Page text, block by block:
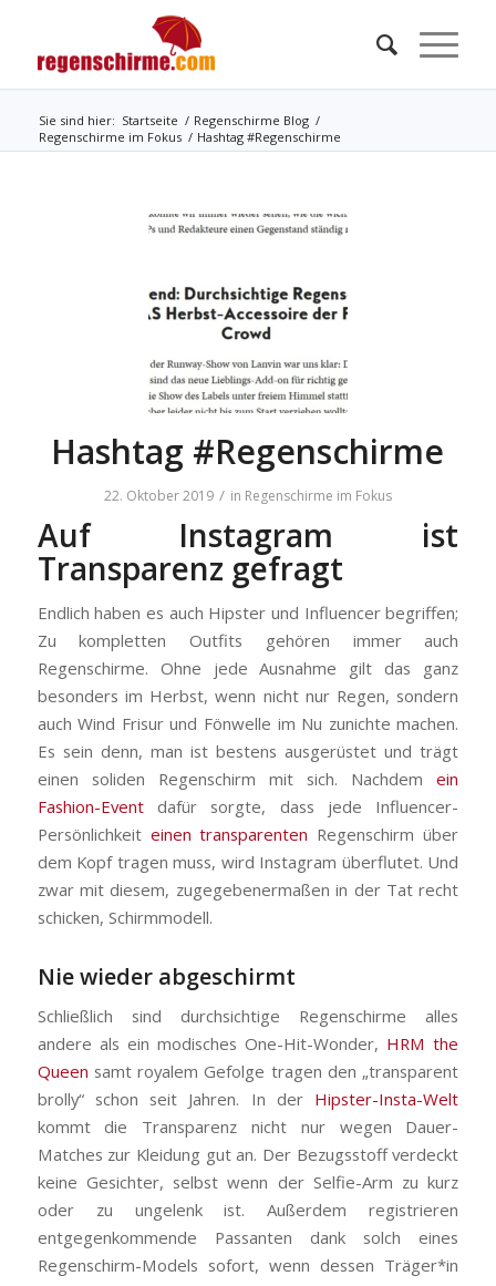
Sie sind hier: Startseite / Regenschirme Blog /
Regenschirme im Fokus / Hashtag #Regenschirme
Hashtag #Regenschirme
22. Oktober 2019 / in Regenschirme im Fokus
Auf Instagram ist
Transparenz gefragt
Endlich haben es auch Hipster und Influencer begriffen;
Zu kompletten Outfits gehören immer auch
Regenschirme. Ohne jede Ausnahme gilt das ganz
besonders im Herbst, wenn nicht nur Regen, sondern
auch Wind Frisur und Fönwelle im Nu zunichte machen.
Es sein denn, man ist bestens ausgerüstet und trägt
einen soliden Regenschirm mit sich. Nachdemein
Fashion-Eventdafür sorgte, dass jede Influencer-
Persönlichkeit einen transparenten Regenschirm über
dem Kopf tragen muss, wird Instagram überflutet. Und
zwar mit diesem, zugegebenermaßen in der Tat recht
schicken, Schirmmodell.
Nie wieder abgeschirmt
Schließlich sind durchsichtige Regenschirme alles
andere als ein modisches One-Hit-Wonder, HRM the
Queen samt royalem Gefolge tragen den „transparent
brolly“ schon seit Jahren. In der Hipster-Insta-Welt
kommt die Transparenz nicht nur wegen Dauer-
Matches zur Kleidung gut an. Der Bezugsstoff verdeckt
keine Gesichter, selbst wenn der Selfie-Arm zu kurz
oder zu ungelenk ist. Außerdem registrieren
entgegenkommende Passanten dank solch eines
Regenschirm-Models sofort, wenn dessen Träger*in